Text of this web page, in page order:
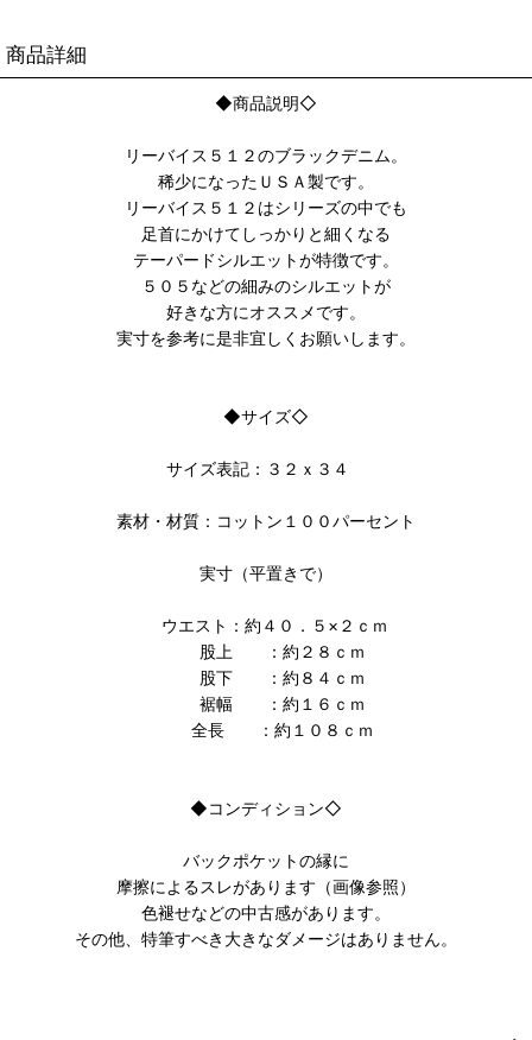
商品詳細
◆商品説明◇
リーバイス５１２のブラックデニム。
稀少になったＵＳＡ製です。
リーバイス５１２はシリーズの中でも
足首にかけてしっかりと細くなる
テーパードシルエットが特徴です。
５０５などの細みのシルエットが
好きな方にオススメです。
実寸を参考に是非宜しくお願いします。
◆サイズ◇
サイズ表記：３２ｘ３４
素材・材質：コットン１００パーセント
実寸（平置きで）
ウエスト：約４０．５×２ｃｍ
股上 ：約２８ｃｍ
股下 ：約８４ｃｍ
裾幅 ：約１６ｃｍ
全長 ：約１０８ｃｍ
◆コンディション◇
バックポケットの縁に
摩擦によるスレがあります（画像参照）
色褪せなどの中古感があります。
その他、特筆すべき大きなダメージはありません。